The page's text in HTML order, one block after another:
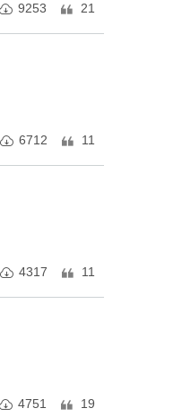
9253 21
6712 11
4317 11
4751 19